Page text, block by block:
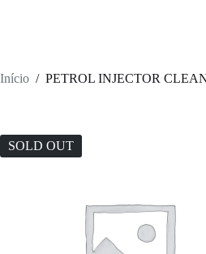
Início / PETROL INJECTOR
SOLD OUT